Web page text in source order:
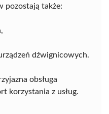
pozostają także:
dźwignicowych.
obsługa
korzystania z usług.